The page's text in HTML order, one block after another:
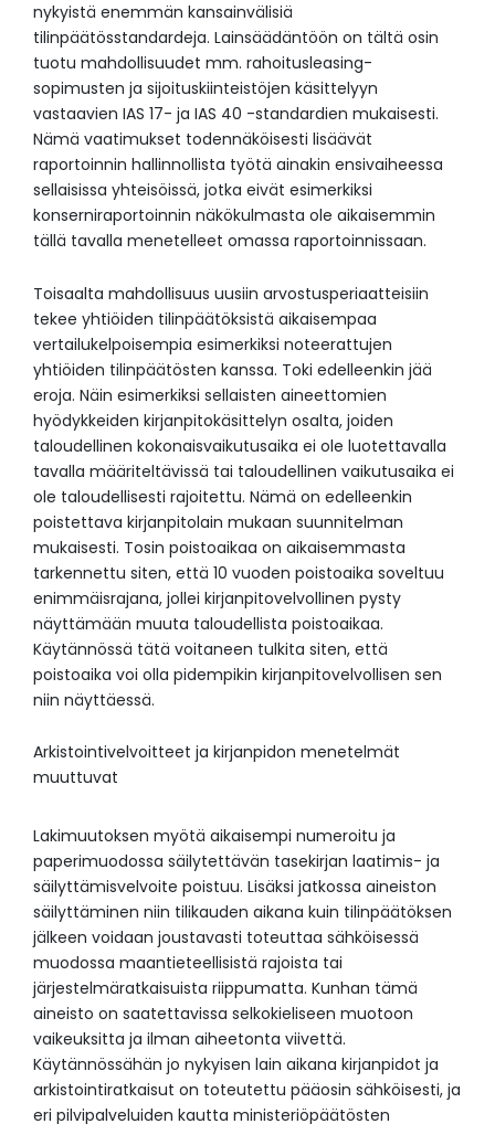
nykyistä enemmän kansainvälisiä
tilinpäätösstandardeja. Lainsäädäntöön on tältä osin
tuotu mahdollisuudet mm. rahoitusleasing-
sopimusten ja sijoituskiinteistöjen käsittelyyn
vastaavien IAS 17- ja IAS 40 -standardien mukaisesti.
Nämä vaatimukset todennäköisesti lisäävät
raportoinnin hallinnollista työtä ainakin ensivaiheessa
sellaisissa yhteisöissä, jotka eivät esimerkiksi
konserniraportoinnin näkökulmasta ole aikaisemmin
tällä tavalla menetelleet omassa raportoinnissaan.
Toisaalta mahdollisuus uusiin arvostusperiaatteisiin
tekee yhtiöiden tilinpäätöksistä aikaisempaa
vertailukelpoisempia esimerkiksi noteerattujen
yhtiöiden tilinpäätösten kanssa. Toki edelleenkin jää
eroja. Näin esimerkiksi sellaisten aineettomien
hyödykkeiden kirjanpitokäsittelyn osalta, joiden
taloudellinen kokonaisvaikutusaika ei ole luotettavalla
tavalla määriteltävissä tai taloudellinen vaikutusaika ei
ole taloudellisesti rajoitettu. Nämä on edelleenkin
poistettava kirjanpitolain mukaan suunnitelman
mukaisesti. Tosin poistoaikaa on aikaisemmasta
tarkennettu siten, että 10 vuoden poistoaika soveltuu
enimmäisrajana, jollei kirjanpitovelvollinen pysty
näyttämään muuta taloudellista poistoaikaa.
Käytännössä tätä voitaneen tulkita siten, että
poistoaika voi olla pidempikin kirjanpitovelvollisen sen
niin näyttäessä.
Arkistointivelvoitteet ja kirjanpidon menetelmät
muuttuvat
Lakimuutoksen myötä aikaisempi numeroitu ja
paperimuodossa säilytettävän tasekirjan laatimis- ja
säilyttämisvelvoite poistuu. Lisäksi jatkossa aineiston
säilyttäminen niin tilikauden aikana kuin tilinpäätöksen
jälkeen voidaan joustavasti toteuttaa sähköisessä
muodossa maantieteellisistä rajoista tai
järjestelmäratkaisuista riippumatta. Kunhan tämä
aineisto on saatettavissa selkokieliseen muotoon
vaikeuksitta ja ilman aiheetonta viivettä.
Käytännössähän jo nykyisen lain aikana kirjanpidot ja
arkistointiratkaisut on toteutettu pääosin sähköisesti, ja
eri pilvipalveluiden kautta ministeriöpäätösten